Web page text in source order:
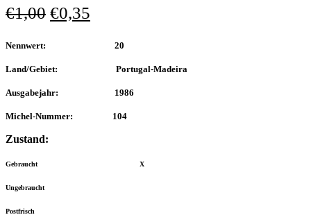
€1,00 €0,35
Nennwert: 20
Land/Gebiet: Portugal-Madeira
Ausgabejahr: 1986
Michel-Nummer: 104
Zustand:
Gebraucht X
Ungebraucht
Postfrisch